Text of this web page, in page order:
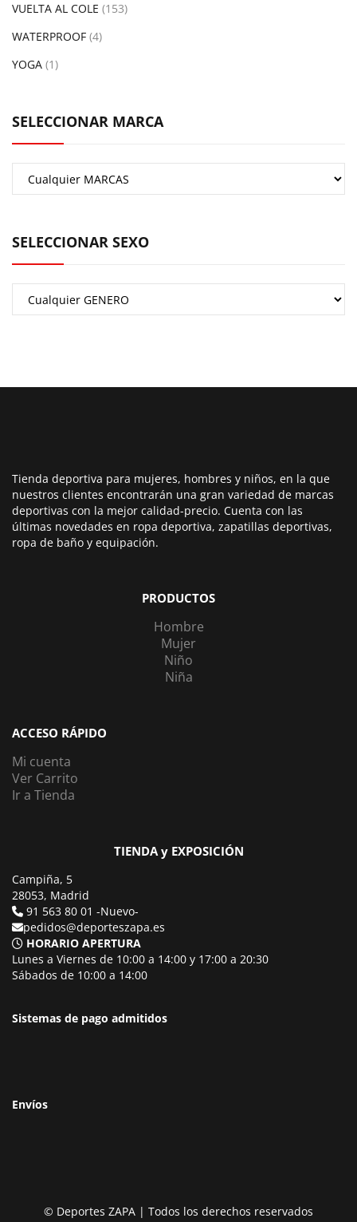
VUELTA AL COLE (153)
WATERPROOF (4)
YOGA (1)
SELECCIONAR MARCA
SELECCIONAR SEXO
Tienda deportiva para mujeres, hombres y niños, en la que
nuestros clientes encontrarán una gran variedad de marcas
deportivas con la mejor calidad-precio. Cuenta con las
últimas novedades en ropa deportiva, zapatillas deportivas,
ropa de baño y equipación.
PRODUCTOS
Hombre
Mujer
Niño
Niña
ACCESO RÁPIDO
Mi cuenta
Ver Carrito
Ir a Tienda
TIENDA y EXPOSICIÓN
Campiña, 5
28053, Madrid
91 563 80 01 -Nuevo-
pedidos@deporteszapa.es
HORARIO APERTURA
Lunes a Viernes de 10:00 a 14:00 y 17:00 a 20:30
Sábados de 10:00 a 14:00
Sistemas de pago admitidos
Envíos
© Deportes ZAPA | Todos los derechos reservados